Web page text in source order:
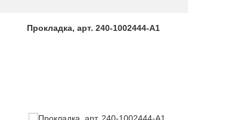
Прокладка, арт. 240-1002444-А1